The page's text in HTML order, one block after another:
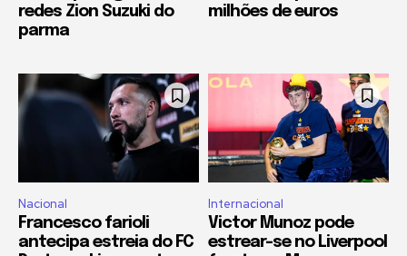
redes Zion Suzuki do
parma
milhões de euros
Nacional
Francesco farioli
antecipa estreia do FC
Internacional
Victor Munoz pode
estrear-se no Liverpool